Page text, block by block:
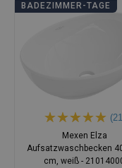
BADEZIMMER-TAGE
Mexen Elza
Aufsatzwaschbecken
cm, weiß -